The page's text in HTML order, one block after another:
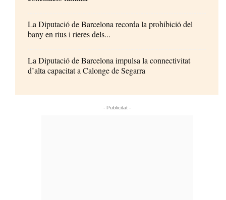
La Diputació de Barcelona recorda la prohibició del
bany en rius i rieres dels...
La Diputació de Barcelona impulsa la connectivitat
d’alta capacitat a Calonge de Segarra
- Publicitat -